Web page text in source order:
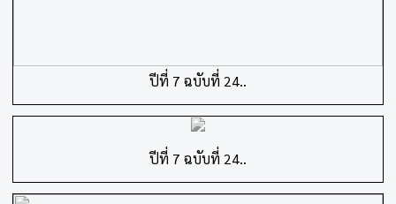
ปีที่ 7 ฉบับที่ 24..
ปีที่ 7 ฉบับที่ 24..